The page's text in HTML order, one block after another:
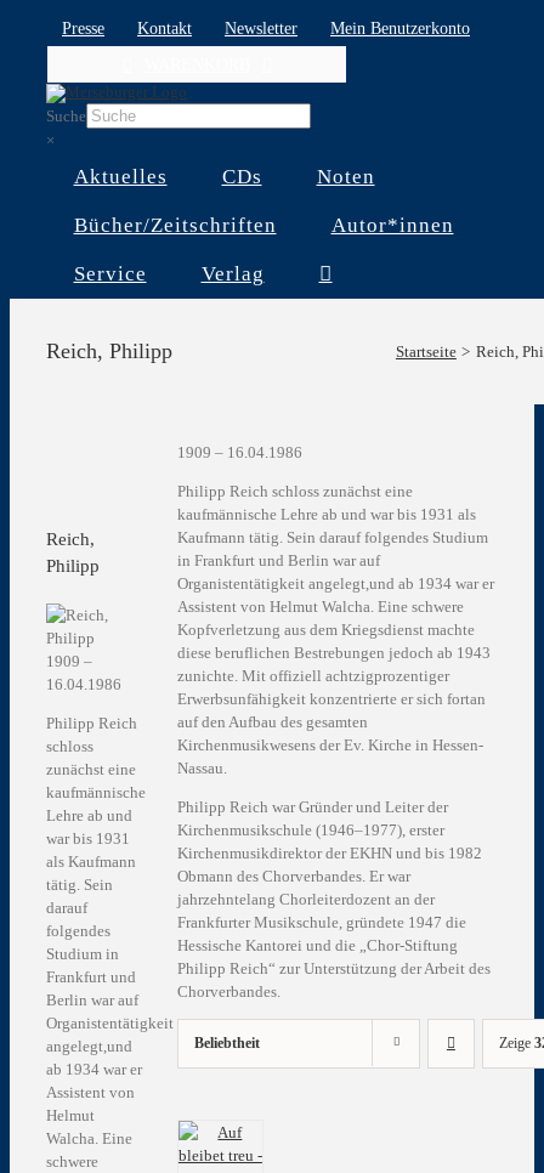
Presse Kontakt Newsletter
Mein Benutzerkonto
Suche
×
Aktuelles CDs Noten
Bücher/Zeitschriften Autor*innen
Service Verlag
Reich, Philipp Startseite Reich,
1909 – 16.04.1986
Philipp Reich schloss zunächst eine
kaufmännische Lehre ab und war bis 1931 als
Kaufmann tätig. Sein darauf folgendes Studium
in Frankfurt und Berlin war auf
Organistentätigkeit angelegt,und ab 1934 war er
Assistent von Helmut Walcha. Eine schwere
Kopfverletzung aus dem Kriegsdienst machte
diese beruflichen Bestrebungen jedoch ab 1943
zunichte. Mit offiziell achtzigprozentiger
Erwerbsunfähigkeit konzentrierte er sich fortan
auf den Aufbau des gesamten
Kirchenmusikwesens der Ev. Kirche in Hessen-
Nassau.
Philipp Reich war Gründer und Leiter der
Kirchenmusikschule (1946–1977), erster
Kirchenmusikdirektor der EKHN und bis 1982
Obmann des Chorverbandes. Er war
jahrzehntelang Chorleiterdozent an der
Frankfurter Musikschule, gründete 1947 die
Hessische Kantorei und die „Chor-Stiftung
Philipp Reich“ zur Unterstützung der Arbeit des
Chorverbandes.
Beliebtheit Zeige
Reich,
Philipp
1909 –
16.04.1986
Philipp Reich
schloss
zunächst eine
kaufmännische
Lehre ab und
war bis 1931
als Kaufmann
tätig. Sein
darauf
folgendes
Studium in
Frankfurt und
Berlin war auf
Organistentätigkeit
angelegt,und
ab 1934 war er
Assistent von
Helmut
Walcha. Eine
schwere